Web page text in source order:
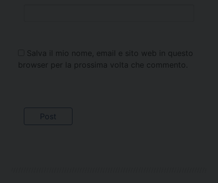
Salva il mio nome, email e sito web in questo
browser per la prossima volta che commento.